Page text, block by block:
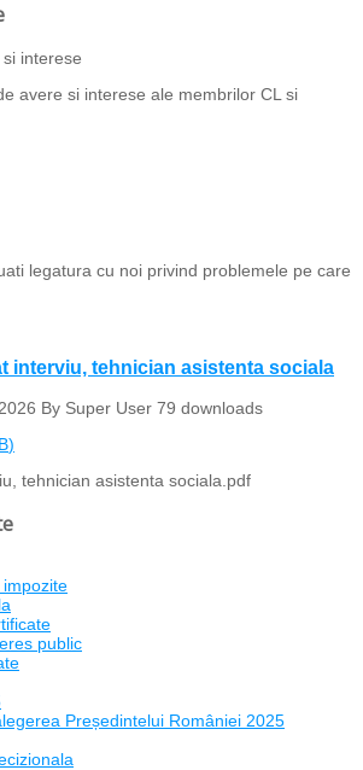
avere si interese ale membrilor CL si
legatura cu noi privind problemele pe care
interviu, tehnician asistenta sociala
By Super User 79 downloads
)
tehnician asistenta sociala.pdf
public
Președintelui României 2025